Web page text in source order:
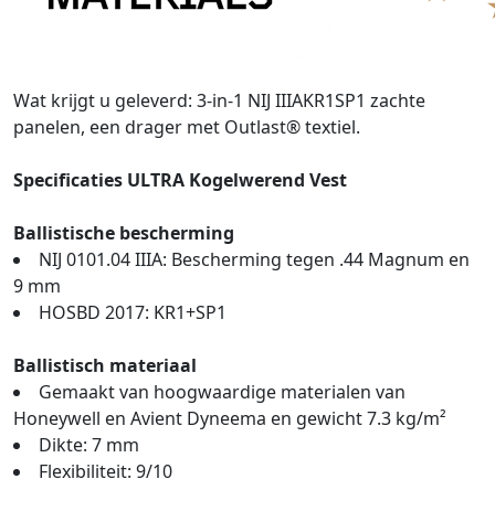
Wat krijgt u geleverd: 3-in-1 NIJ IIIAKR1SP1 zachte
panelen, een drager met Outlast® textiel.
Specificaties ULTRA Kogelwerend Vest
Ballistische bescherming
NIJ 0101.04 IIIA: Bescherming tegen .44 Magnum en
9 mm
HOSBD 2017: KR1+SP1
Ballistisch materiaal
Gemaakt van hoogwaardige materialen van
Honeywell en Avient Dyneema en gewicht 7.3 kg/m²
Dikte: 7 mm
Flexibiliteit: 9/10